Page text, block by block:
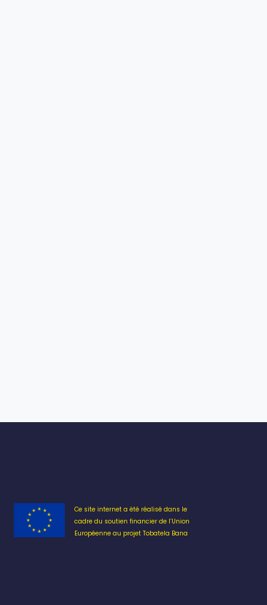
Ce site internet a été réalisé dans le
cadre du soutien financier de l’Union
Européenne au projet Tobatela Bana